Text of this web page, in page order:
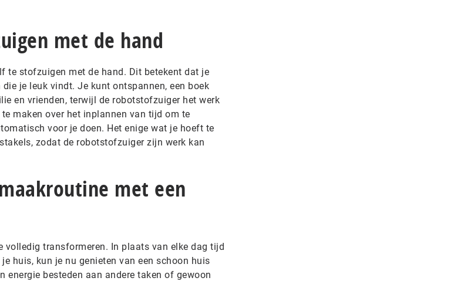
met de hand
te stofzuigen met de hand. Dit betekent dat je
je leuk vindt. Je kunt ontspannen, een boek
en vrienden, terwijl de robotstofzuiger het werk
maken over het inplannen van tijd om te
voor je doen. Het enige wat je hoeft te
zodat de robotstofzuiger zijn werk kan
met een
transformeren. In plaats van elke dag tijd
huis, kun je nu genieten van een schoon huis
energie besteden aan andere taken of gewoon